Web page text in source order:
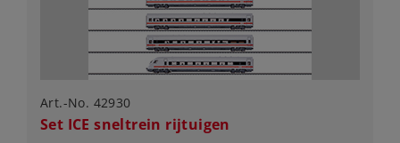
Art.-No. 42930
Set ICE sneltrein rijtuigen